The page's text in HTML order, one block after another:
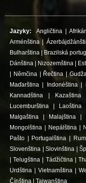
Jazyky: Angličtina
Arménština
Bulharština
Brazilská
Dánština
Nizozemština
Němčina| Řečtina |
Maďarština
Indonéština|
Kannadština
Kazaština
Lucemburština
Laoština
Malgaština
Malajština
Mongolština
Nepálština|
Pašto
Portugalština
Slovenština
Slovinština
|Telugština Tádžičtina|
Urdština |Vietnamština |
Čínština
Taiwanština